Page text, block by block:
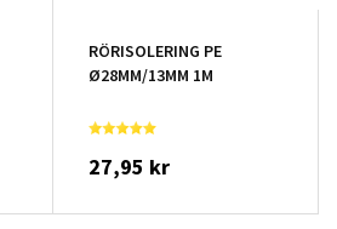
RÖRISOLERING PE
Ø28MM/13MM 1M
27,95 kr